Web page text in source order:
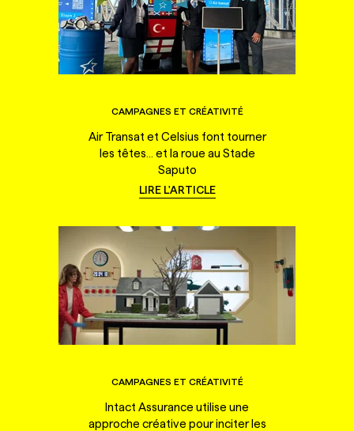
CAMPAGNES ET CRÉATIVITÉ
Air Transat et Celsius font tourner
les têtes... et la roue au Stade
Saputo
LIRE L'ARTICLE
CAMPAGNES ET CRÉATIVITÉ
Intact Assurance utilise une
approche créative pour inciter les